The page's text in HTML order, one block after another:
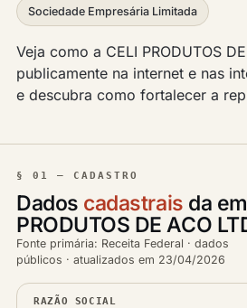
Sociedade Empresária Limitada
Veja como a CELI PRODUTOS
publicamente na internet e nas
e descubra como fortalecer a
§ 01 — CADASTRO
Dados cadastrais da
PRODUTOS DE ACO
Fonte primária: Receita Federal · dados
públicos · atualizados em 23/04/2026
RAZÃO SOCIAL